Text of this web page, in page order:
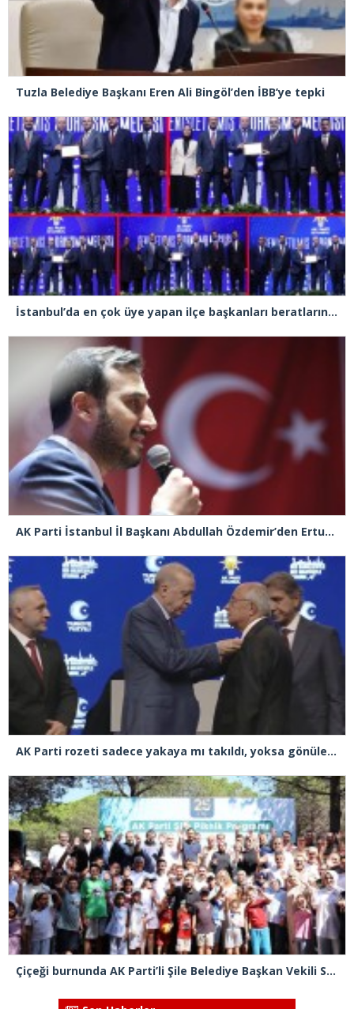
Tuzla Belediye Başkanı Eren Ali Bingöl’den İBB’ye tepki
İstanbul’da en çok üye yapan ilçe başkanları beratlarını Cumhurbaşkanı Erdoğan’ın elinden aldı
AK Parti İstanbul İl Başkanı Abdullah Özdemir’den Ertuğrul Özkök’e “Franco” tepkisi
AK Parti rozeti sadece yakaya mı takıldı, yoksa gönüle takılmadı mı?
Çiçeği burnunda AK Parti’li Şile Belediye Başkan Vekili Sacit Terzi, teşkilatlarla piknikte buluştu